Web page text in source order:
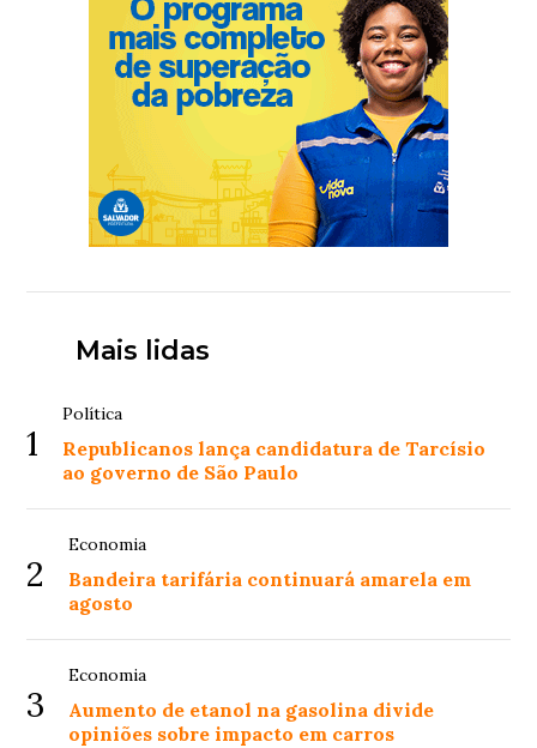
Mais lidas
1
Política
Republicanos lança candidatura de Tarcísio
ao governo de São Paulo
2
Economia
Bandeira tarifária continuará amarela em
agosto
3
Economia
Aumento de etanol na gasolina divide
opiniões sobre impacto em carros